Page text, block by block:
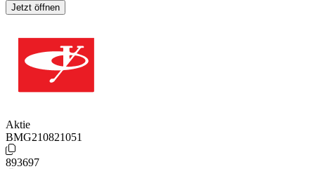
Jetzt öffnen
Aktie
BMG210821051
893697